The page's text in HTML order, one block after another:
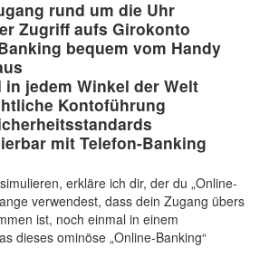
rund um die Uhr
Zugriff aufs Girokonto
bequem vom Handy
in jedem Winkel der Welt
Kontoführung
mit Telefon-Banking
erkläre ich dir, der du „Online-
verwendest, dass dein Zugang übers
ist, noch einmal in einem
dieses ominöse „Online-Banking“